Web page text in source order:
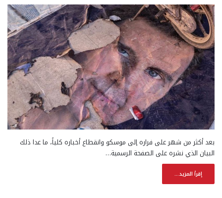
بعد أكثر من شهر على فراره إلى موسكو وانقطاع أخباره كلياً، ما عدا ذلك
البيان الذي نشره على الصفحة الرسمية…
إقرأ المزيد...